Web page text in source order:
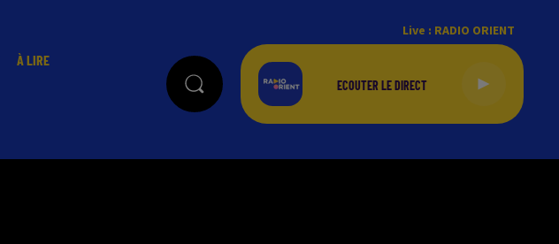
À LIRE
Live : RADIO ORIENT